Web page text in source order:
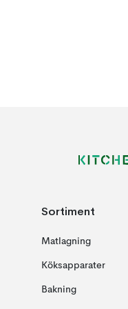
Sortiment
Matlagning
Köksapparater
Bakning